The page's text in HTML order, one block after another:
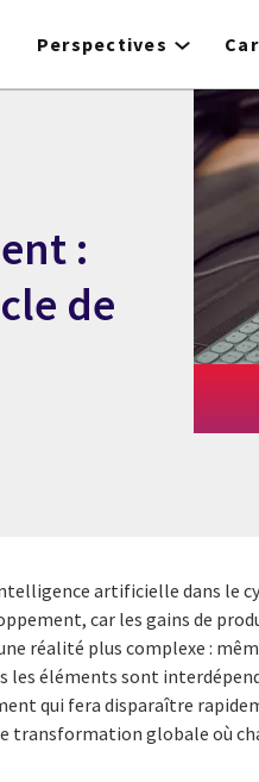
Perspectives
:
de
artificielle dans le
car les gains de
réalité plus complexe :
les éléments sont
qui fera disparaître
transformation globale où